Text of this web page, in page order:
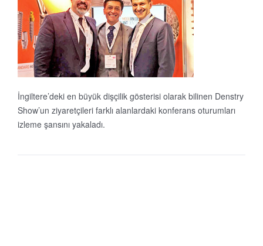
İngiltere’deki en büyük dişçilik gösterisi olarak bilinen Denstry
Show’un ziyaretçileri farklı alanlardaki konferans oturumları
izleme şansını yakaladı.